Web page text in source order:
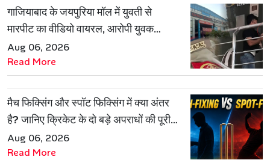
गाजियाबाद के जयपुरिया मॉल में युवती से
मारपीट का वीडियो वायरल, आरोपी युवक
हिरासत में
Aug 06, 2026
Read More
मैच फिक्सिंग और स्पॉट फिक्सिंग में क्या अंतर
है? जानिए क्रिकेट के दो बड़े अपराधों की पूरी
कहानी
Aug 06, 2026
Read More